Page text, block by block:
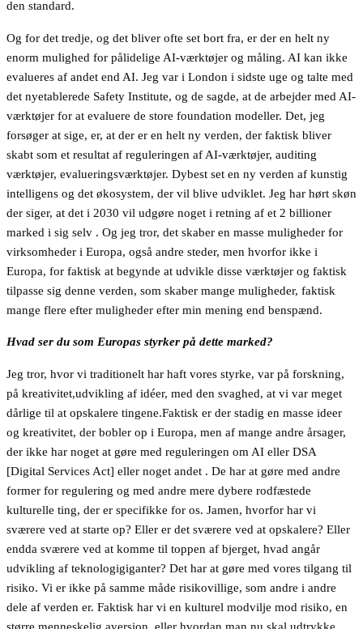
den standard.
Og for det tredje, og det bliver ofte set bort fra, er der en helt ny
enorm mulighed for pålidelige AI-værktøjer og måling. AI kan ikke
evalueres af andet end AI. Jeg var i London i sidste uge og talte med
det nyetablerede Safety Institute, og de sagde, at de arbejder med AI-
værktøjer for at evaluere de store foundation modeller. Det, jeg
forsøger at sige, er, at der er en helt ny verden, der faktisk bliver
skabt som et resultat af reguleringen af AI-værktøjer, auditing
værktøjer, evalueringsværktøjer. Dybest set en ny verden af kunstig
intelligens og det økosystem, der vil blive udviklet. Jeg har hørt skøn
der siger, at det i 2030 vil udgøre noget i retning af et 2 billioner
marked i sig selv . Og jeg tror, det skaber en masse muligheder for
virksomheder i Europa, også andre steder, men hvorfor ikke i
Europa, for faktisk at begynde at udvikle disse værktøjer og faktisk
tilpasse sig denne verden, som skaber mange muligheder, faktisk
mange flere efter muligheder efter min mening end benspænd.
Hvad ser du som Europas styrker på dette marked?
Jeg tror, hvor vi traditionelt har haft vores styrke, var på forskning,
på kreativitet,udvikling af idéer, med den svaghed, at vi var meget
dårlige til at opskalere tingene.Faktisk er der stadig en masse ideer
og kreativitet, der bobler op i Europa, men af mange andre årsager,
der ikke har noget at gøre med reguleringen om AI eller DSA
[Digital Services Act] eller noget andet . De har at gøre med andre
former for regulering og med andre mere dybere rodfæstede
kulturelle ting, der er specifikke for os. Jamen, hvorfor har vi
sværere ved at starte op? Eller er det sværere ved at opskalere? Eller
endda sværere ved at komme til toppen af bjerget, hvad angår
udvikling af teknologigiganter? Det har at gøre med vores tilgang til
risiko. Vi er ikke på samme måde risikovillige, som andre i andre
dele af verden er. Faktisk har vi en kulturel modvilje mod risiko, en
større menneskelig aversion, eller hvordan man nu skal udtrykke